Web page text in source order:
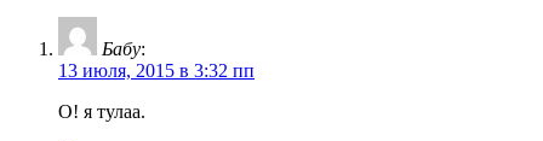
Бабу:
13 июля, 2015 в 3:32 пп
О! я тулаа.